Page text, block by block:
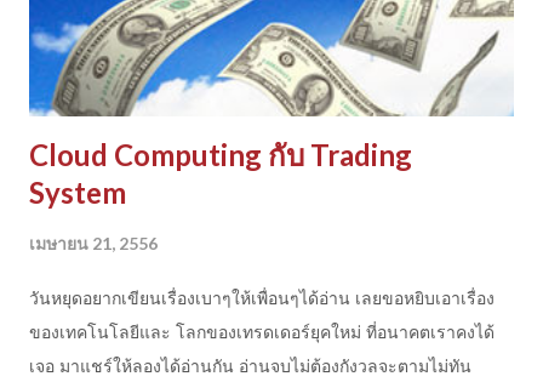
Cloud Computing กับ Trading
System
เมษายน 21, 2556
วันหยุดอยากเขียนเรื่องเบาๆให้เพื่อนๆได้อ่าน เลยขอหยิบเอาเรื่อง
ของเทคโนโลยีและ โลกของเทรดเดอร์ยุคใหม่ ที่อนาคตเราคงได้
เจอ มาแชร์ให้ลองได้อ่านกัน อ่านจบไม่ต้องกังวลจะตามไม่ทัน